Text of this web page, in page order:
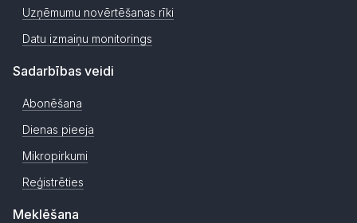
Uzņēmumu novērtēšanas rīki
Datu izmaiņu monitorings
Sadarbības veidi
Abonēšana
Dienas pieeja
Mikropirkumi
Reģistrēties
Meklēšana